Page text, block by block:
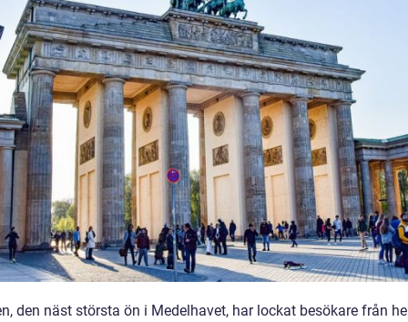
den näst största ön i Medelhavet, har lockat besökare från